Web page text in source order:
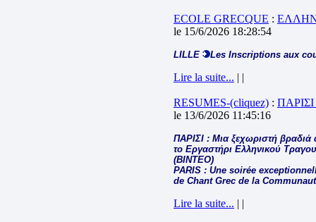
ECOLE GRECQUE :
le 15/6/2026 18:28:54
LILLE Les Inscriptions aux
Lire la suite... | |
RESUMES-(cliquez) : ΠΑΡΙΣΙ
le 13/6/2026 11:45:16
ΠΑΡΙΣΙ : Μια ξεχωριστή βραδιά
το Εργαστήρι Ελληνικού
(ΒΙΝΤΕΟ)
PARIS : Une soirée
de Chant Grec de la
Lire la suite... | |